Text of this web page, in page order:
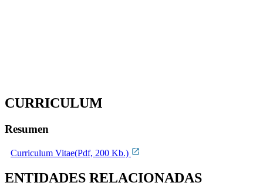
CURRICULUM
Resumen
Curriculum Vitae(Pdf, 200 Kb.)
ENTIDADES RELACIONADAS